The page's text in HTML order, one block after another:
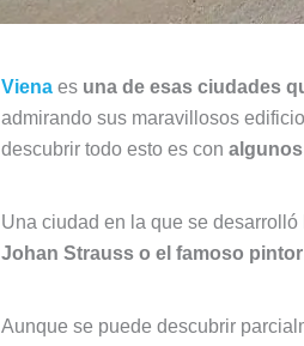
Viena es una de esas ciudades
admirando sus maravillosos
descubrir todo esto es con
Una ciudad en la que se
Johan Strauss o el famoso
Aunque se puede descubrir